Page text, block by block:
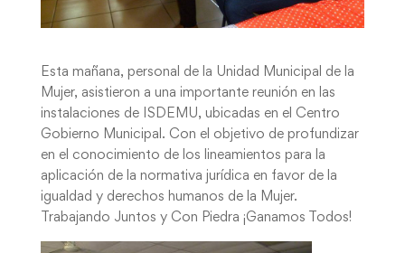
Esta mañana, personal de la Unidad Municipal de la
Mujer, asistieron a una importante reunión en las
instalaciones de ISDEMU, ubicadas en el Centro
Gobierno Municipal. Con el objetivo de profundizar
en el conocimiento de los lineamientos para la
aplicación de la normativa jurídica en favor de la
igualdad y derechos humanos de la Mujer.
Trabajando Juntos y Con Piedra ¡Ganamos Todos!